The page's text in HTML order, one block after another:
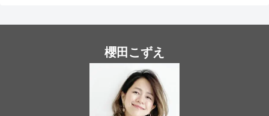
櫻田こずえ